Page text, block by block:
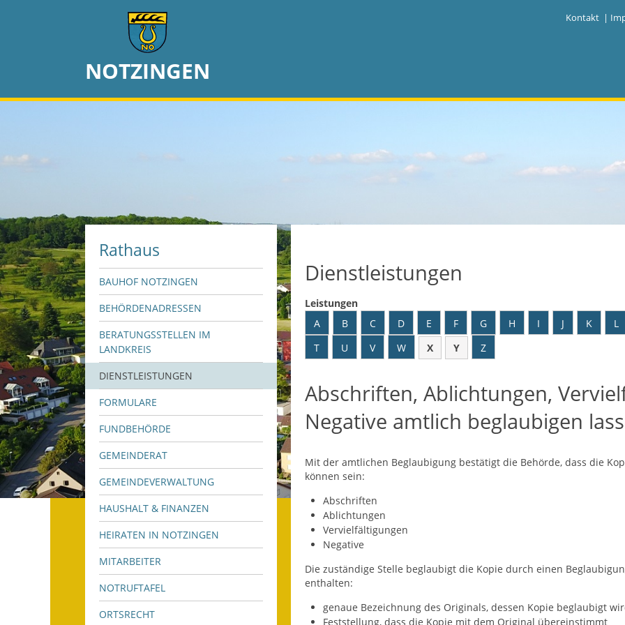
Kontakt |
NOTZINGEN
Rathaus
BAUHOF NOTZINGEN
BEHÖRDENADRESSEN
BERATUNGSSTELLEN IM
LANDKREIS
DIENSTLEISTUNGEN
FORMULARE
FUNDBEHÖRDE
GEMEINDERAT
GEMEINDEVERWALTUNG
HAUSHALT & FINANZEN
HEIRATEN IN NOTZINGEN
MITARBEITER
NOTRUFTAFEL
ORTSRECHT
Dienstleistungen
Leistungen
A
B C D E F G H I J K L
T
U V W X Y Z
Abschriften, Ablichtungen,
Negative amtlich beglaubigen
Mit der amtlichen Beglaubigung bestätigt die Behörde, dass die
können sein:
Abschriften
Ablichtungen
Vervielfältigungen
Negative
Die zuständige Stelle beglaubigt die Kopie durch einen
enthalten:
genaue Bezeichnung des Originals, dessen Kopie beglaubigt
Feststellung, dass die Kopie mit dem Original übereinstimmt